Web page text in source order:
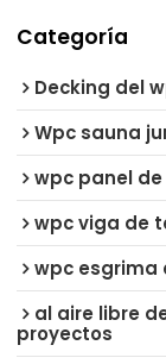
Categoría
Decking del
Wpc sauna
wpc panel
wpc viga de
wpc esgrima
al aire libre
proyectos